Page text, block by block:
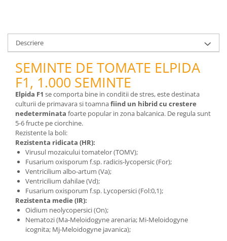
Prese de rulmenti hidraulice
Prese de indoit tevi hidraulice
Echipamente electrice
Benzi izolatoare
Role Prelungitoare
Polizoare unghiulare
Echipamente auto
Unelte de mana
Scule pneumatice
Podele hidraulice & Presa de banc
& Truse reparatii caroserie
Cabluri si incarcatoare acumulator
Echipamente de ridicat
Chinga ancorare
Depozitare si organizare
Descriere
SEMINTE DE TOMATE ELPIDA
F1, 1.000 SEMINTE
Elpida F1 se comporta bine in conditii de stres, este destinata
culturii de primavara si toamnafiind un hibrid cu crestere
nedeterminata foarte popular in zona balcanica. De regula sunt
5-6 fructe pe ciorchine.
Rezistente la boli:
Rezistenta ridicata (HR):
Virusul mozaicului tomatelor (TOMV);
Fusarium oxisporum f.sp. radicis-lycopersic (For);
Ventricilium albo-artum (Va);
Ventricilium dahilae (Vd);
Fusarium oxisporum f.sp. Lycopersici (Fol:0,1);
Rezistenta medie (IR):
Oidium neolycopersici (On);
Nematozi (Ma-Meloidogyne arenaria; Mi-Meloidogyne
icognita; Mj-Meloidogyne javanica);